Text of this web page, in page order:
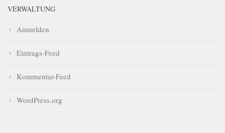
VERWALTUNG
Anmelden
Eintrags-Feed
Kommentar-Feed
WordPress.org